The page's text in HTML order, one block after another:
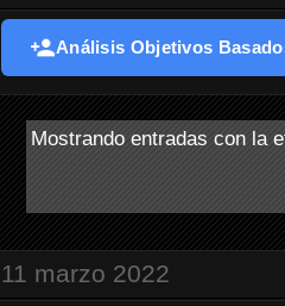
Análisis Objetivos
Mostrando entradas con la
11 marzo 2022